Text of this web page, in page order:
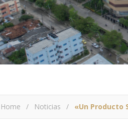
Home / Noticias / «Un Producto